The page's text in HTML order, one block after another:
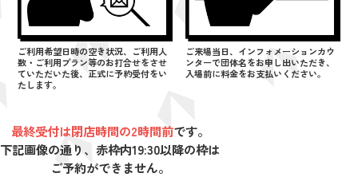
ご利用希望日時の空き状況、ご利用人
数・ご利用プラン等のお打合せをさせ
ていただいた後、正式に予約受付をい
たします。
ご来場当日、インフォメーションカウ
ンターで団体名をお申し出いただき、
入場前に料金をお支払いください。
最終受付は閉店時間の2時間前です。
下記画像の通り、赤枠内19:30以降の枠は
ご予約ができません。